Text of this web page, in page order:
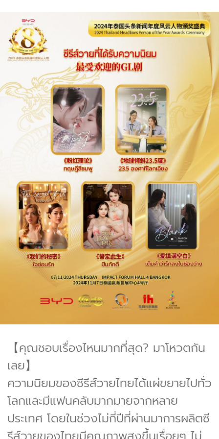
【คุณชอบเรื่องไหนมากที่สุด? มาโหวตกัน
เลย】
ความนิยมของซีรีส์วายไทยได้แผ่ขยายไปทั่ว
โลกและมีแฟนคลับมากมายจากหลาย
ประเทศ โดยในช่วงไม่กี่ปีที่ผ่านมาการผลิตซี